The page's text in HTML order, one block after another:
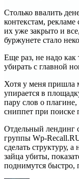
Столько ввалить
контекстам,
их уже закрыто и
буржунете стало
Еще раз, не надо
убирать с главной
Хотя у меня пришла
упирается в
пару слов о
сниппет при поиске
Отдельный лендинг
группы Wp-
сделать структуру,
зайца убиты,
поднимутся быстро,